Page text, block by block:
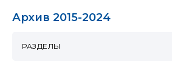
Архив 2015-2024
РАЗДЕЛЫ